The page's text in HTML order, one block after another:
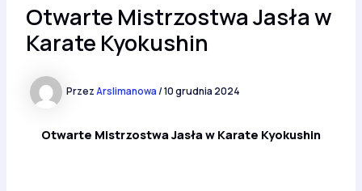
Otwarte Mistrzostwa Jasła w
Karate Kyokushin
PrzezArslimanowa/10 grudnia 2024
Otwarte Mistrzostwa Jasła w Karate Kyokushin